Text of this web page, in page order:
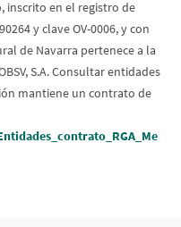
inscrito en el registro de
y clave OV-0006, y con
de Navarra pertenece a la
S.A. Consultar entidades
mantiene un contrato de